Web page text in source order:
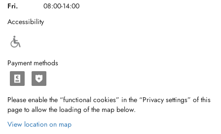
Fri.
08:00-14:00
Accessibility
Payment methods
Please enable the “functional cookies” in the “Privacy settings” of this
page to allow the loading of the map below.
View location on map